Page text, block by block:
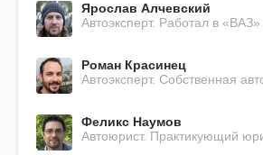
Ярослав Алчевский
Автоэксперт. Работал в «ВАЗ»
Роман Красинец
Автоэксперт. Собственная
Феликс Наумов
Автоюрист. Практикующий